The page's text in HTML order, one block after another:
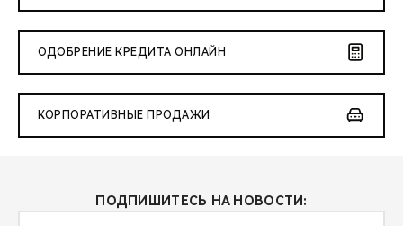
ВИДЕООБЗОРЫ
CHERY ДЛЯ ДЕТЕЙ
ОДОБРЕНИЕ КРЕДИТА ОНЛАЙН
КОРПОРАТИВНЫЕ ПРОДАЖИ
ПОДПИШИТЕСЬ НА НОВОСТИ: